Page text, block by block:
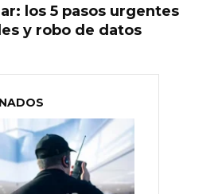
los 5 pasos urgentes
y robo de datos